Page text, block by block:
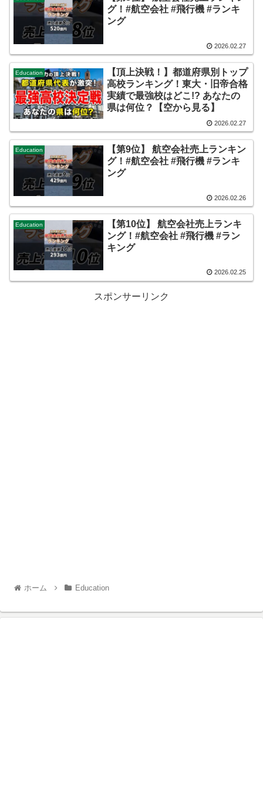
グ！#航空会社 #飛行機 #ランキ
ング
2026.02.27
Education
【頂上決戦！】都道府県別トップ
高校ランキング！東大・旧帝合格
実績で最強校はどこ!? あなたの
県は何位？【空から見る】
2026.02.27
Education
【第9位】 航空会社売上ランキン
グ！#航空会社 #飛行機 #ランキ
ング
2026.02.26
Education
【第10位】 航空会社売上ランキ
ング！#航空会社 #飛行機 #ラン
キング
2026.02.25
スポンサーリンク
ホーム Education